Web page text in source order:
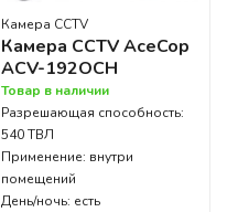
Камера CCTV
Камера CCTV AceCop
ACV-192OCH
Товар в наличии
Разрешающая способность:
540 ТВЛ
Применение: внутри
помещений
День/ночь: есть